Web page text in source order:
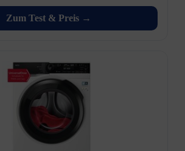
Zum Test & Preis →